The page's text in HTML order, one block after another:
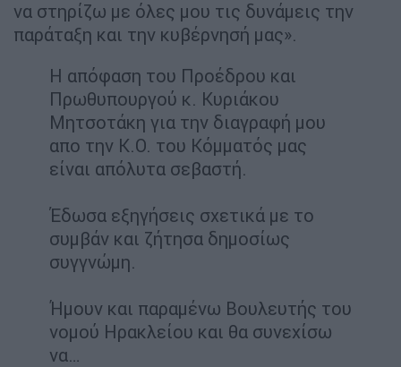
να στηρίζω με όλες μου τις δυνάμεις την
παράταξη και την κυβέρνησή μας».
Η απόφαση του Προέδρου και
Πρωθυπουργού κ. Κυριάκου
Μητσοτάκη για την διαγραφή μου
απο την Κ.Ο. του Κόμματός μας
είναι απόλυτα σεβαστή.
Έδωσα εξηγήσεις σχετικά με το
συμβάν και ζήτησα δημοσίως
συγγνώμη.
Ήμουν και παραμένω Βουλευτής του
νομού Ηρακλείου και θα συνεχίσω
να…